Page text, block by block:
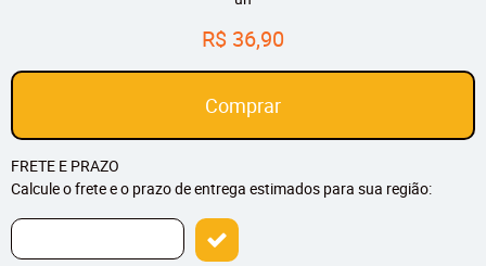
R$ 36,90
Comprar
FRETE E PRAZO
Calcule o frete e o prazo de entrega estimados para sua região: